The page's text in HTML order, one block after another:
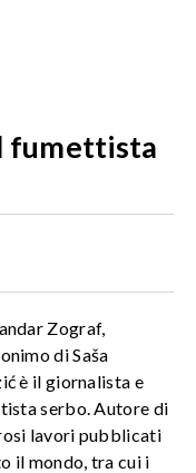
fumettista
Zograf,
di Saša
è il giornalista e
serbo. Autore di
lavori pubblicati
il mondo, tra cui i